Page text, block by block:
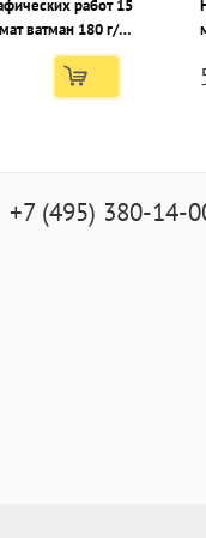
работ 15
ватман 180 г/
+7 (495) 380-14-